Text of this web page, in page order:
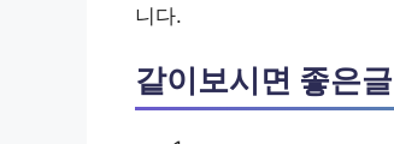
니다.
같이보시면 좋은글